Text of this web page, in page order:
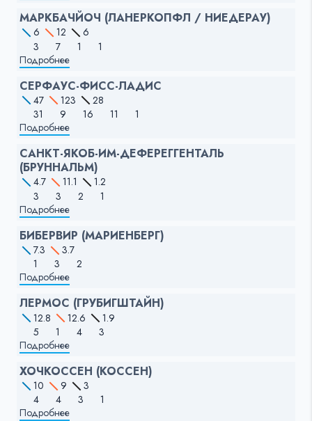
МАРКБАЧЙОЧ (ЛАНЕРКОПФЛ / НИЕДЕРАУ)
6 12
6
3
7 1
1
Подробнее
СЕРФАУС-ФИСС-ЛАДИС
47 123
28
31
9 16 11
1
Подробнее
САНКТ-ЯКОБ-ИМ-ДЕФЕРЕГГЕНТАЛЬ
(БРУННАЛЬМ)
4.7 11.1
1.2
3
3 2
1
Подробнее
БИБЕРВИР (МАРИЕНБЕРГ)
7.3
3.7
1
3
2
Подробнее
ЛЕРМОС (ГРУБИГШТАЙН)
12.8 12.6
1.9
5
1 4
3
Подробнее
ХОЧКОССЕН (КОССЕН)
10 9
3
4
4 3
1
Подробнее